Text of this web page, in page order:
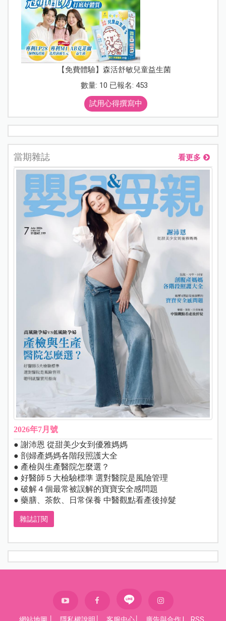
【免費體驗】森活舒敏兒童益生菌
數量: 10 已報名: 453
試用心得撰寫中
當期雜誌 看更多
2026年7月號
● 謝沛恩 從甜美少女到優雅媽媽
● 剖婦產媽媽各階段照護大全
● 產檢與生產醫院怎麼選？
● 好醫師５大檢驗標準 選對醫院是風險管理
● 破解４個最常被誤解的寶寶安全感問題
● 藥膳、茶飲、日常保養 中醫觀點看產後掉髮
雜誌訂閱